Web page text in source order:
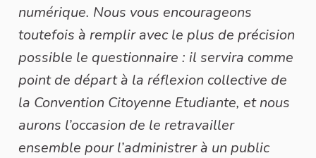
numérique. Nous vous encourageons
toutefois à remplir avec le plus de précision
possible le questionnaire : il servira comme
point de départ à la réflexion collective de
la Convention Citoyenne Etudiante, et nous
aurons l’occasion de le retravailler
ensemble pour l’administrer à un public